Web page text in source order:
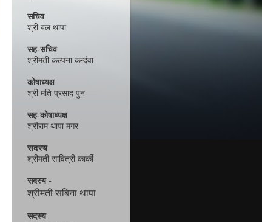
सचिव
श्री बल थापा
सह-सचिव
श्रीमती कल्पना कन्दंवा
कोषाध्यक्ष
श्री मति प्रसाद पुन
सह-कोषाध्यक्ष
श्रीराम थापा मगर
सदस्य
श्रीमती सावित्री कार्की
सदस्य -
श्रीमती सबिना थापा
सदस्य